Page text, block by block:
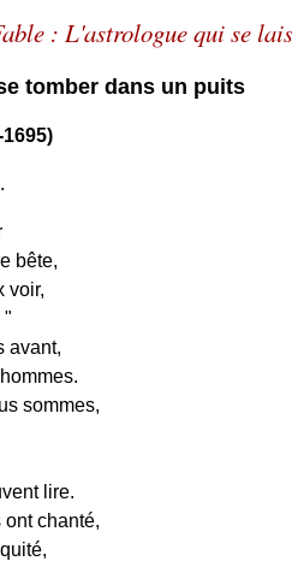
: L'astrologue qui se
tomber dans un puits
.
bête,
voir,
"
avant,
sommes,
lire.
chanté,